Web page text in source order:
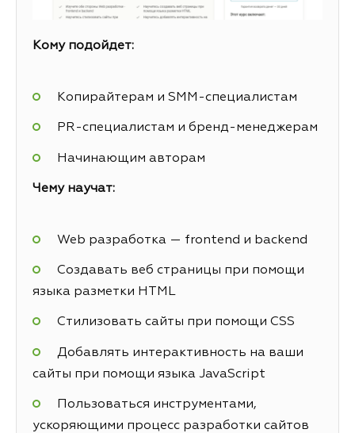
Кому подойдет:
Копирайтерам и SMM-специалистам
PR-специалистам и бренд-менеджерам
Начинающим авторам
Чему научат:
Web разработка — frontend и backend
Создавать веб страницы при помощи
языка разметки HTML
Стилизовать сайты при помощи CSS
Добавлять интерактивность на ваши
сайты при помощи языка JavaScript
Пользоваться инструментами,
ускоряющими процесс разработки сайтов